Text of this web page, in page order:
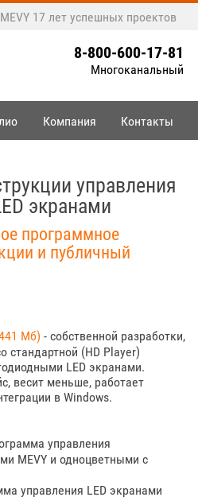
17 лет успешных проектов
8-800-600-17-81
Многоканальный
Компания Контакты
управления
экранами
программное
и публичный
Мб) - собственной разработки,
стандартной (HD Player)
LED экранами.
весит меньше, работает
в Windows.
управления
MEVY и одноцветными с
управления LED экранами